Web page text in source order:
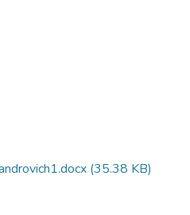
(35.38 KB)